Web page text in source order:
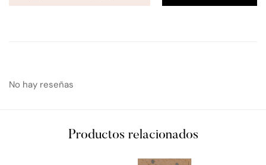
No hay reseñas
Productos relacionados